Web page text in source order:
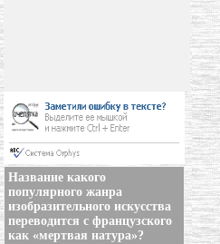
Название какого
популярного жанра
изобразительного искусства
переводится с французского
как «мертвая натура»?